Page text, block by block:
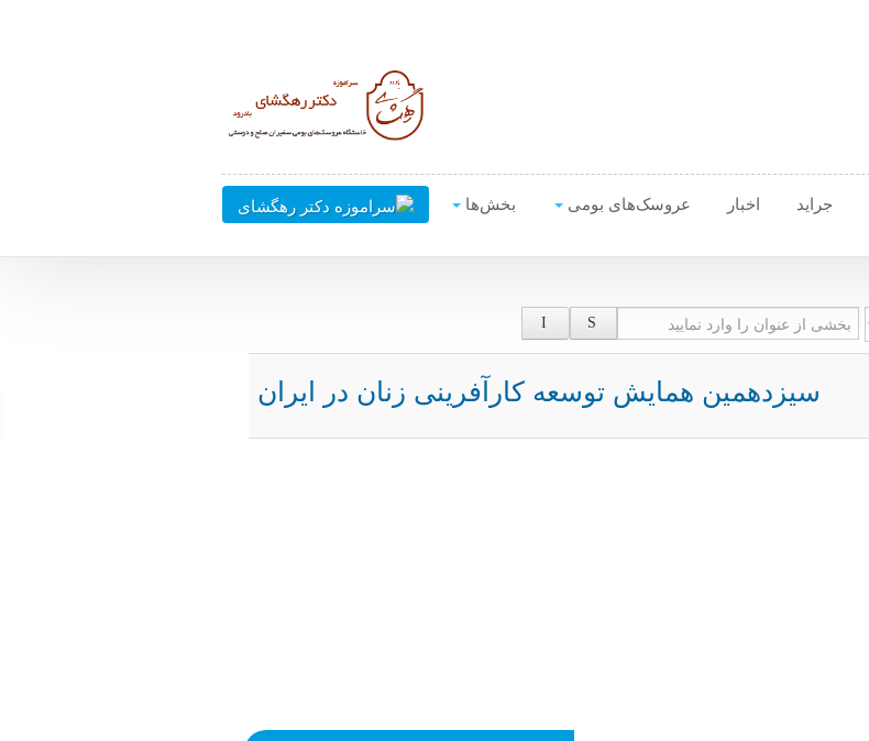
بخش‌ها عروسک‌های بومی اخبار جراید
بخشی از عنوان را وارد نمایید
سیزدهمین همایش توسعه کارآفرینی زنان در ایران